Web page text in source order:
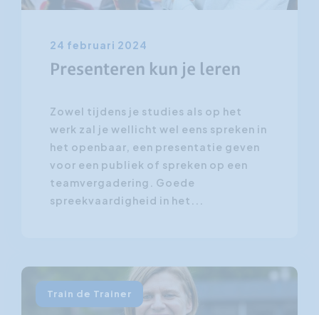
24 februari 2024
Presenteren kun je leren
Zowel tijdens je studies als op het
werk zal je wellicht wel eens spreken in
het openbaar, een presentatie geven
voor een publiek of spreken op een
teamvergadering. Goede
spreekvaardigheid in het...
Train de Trainer